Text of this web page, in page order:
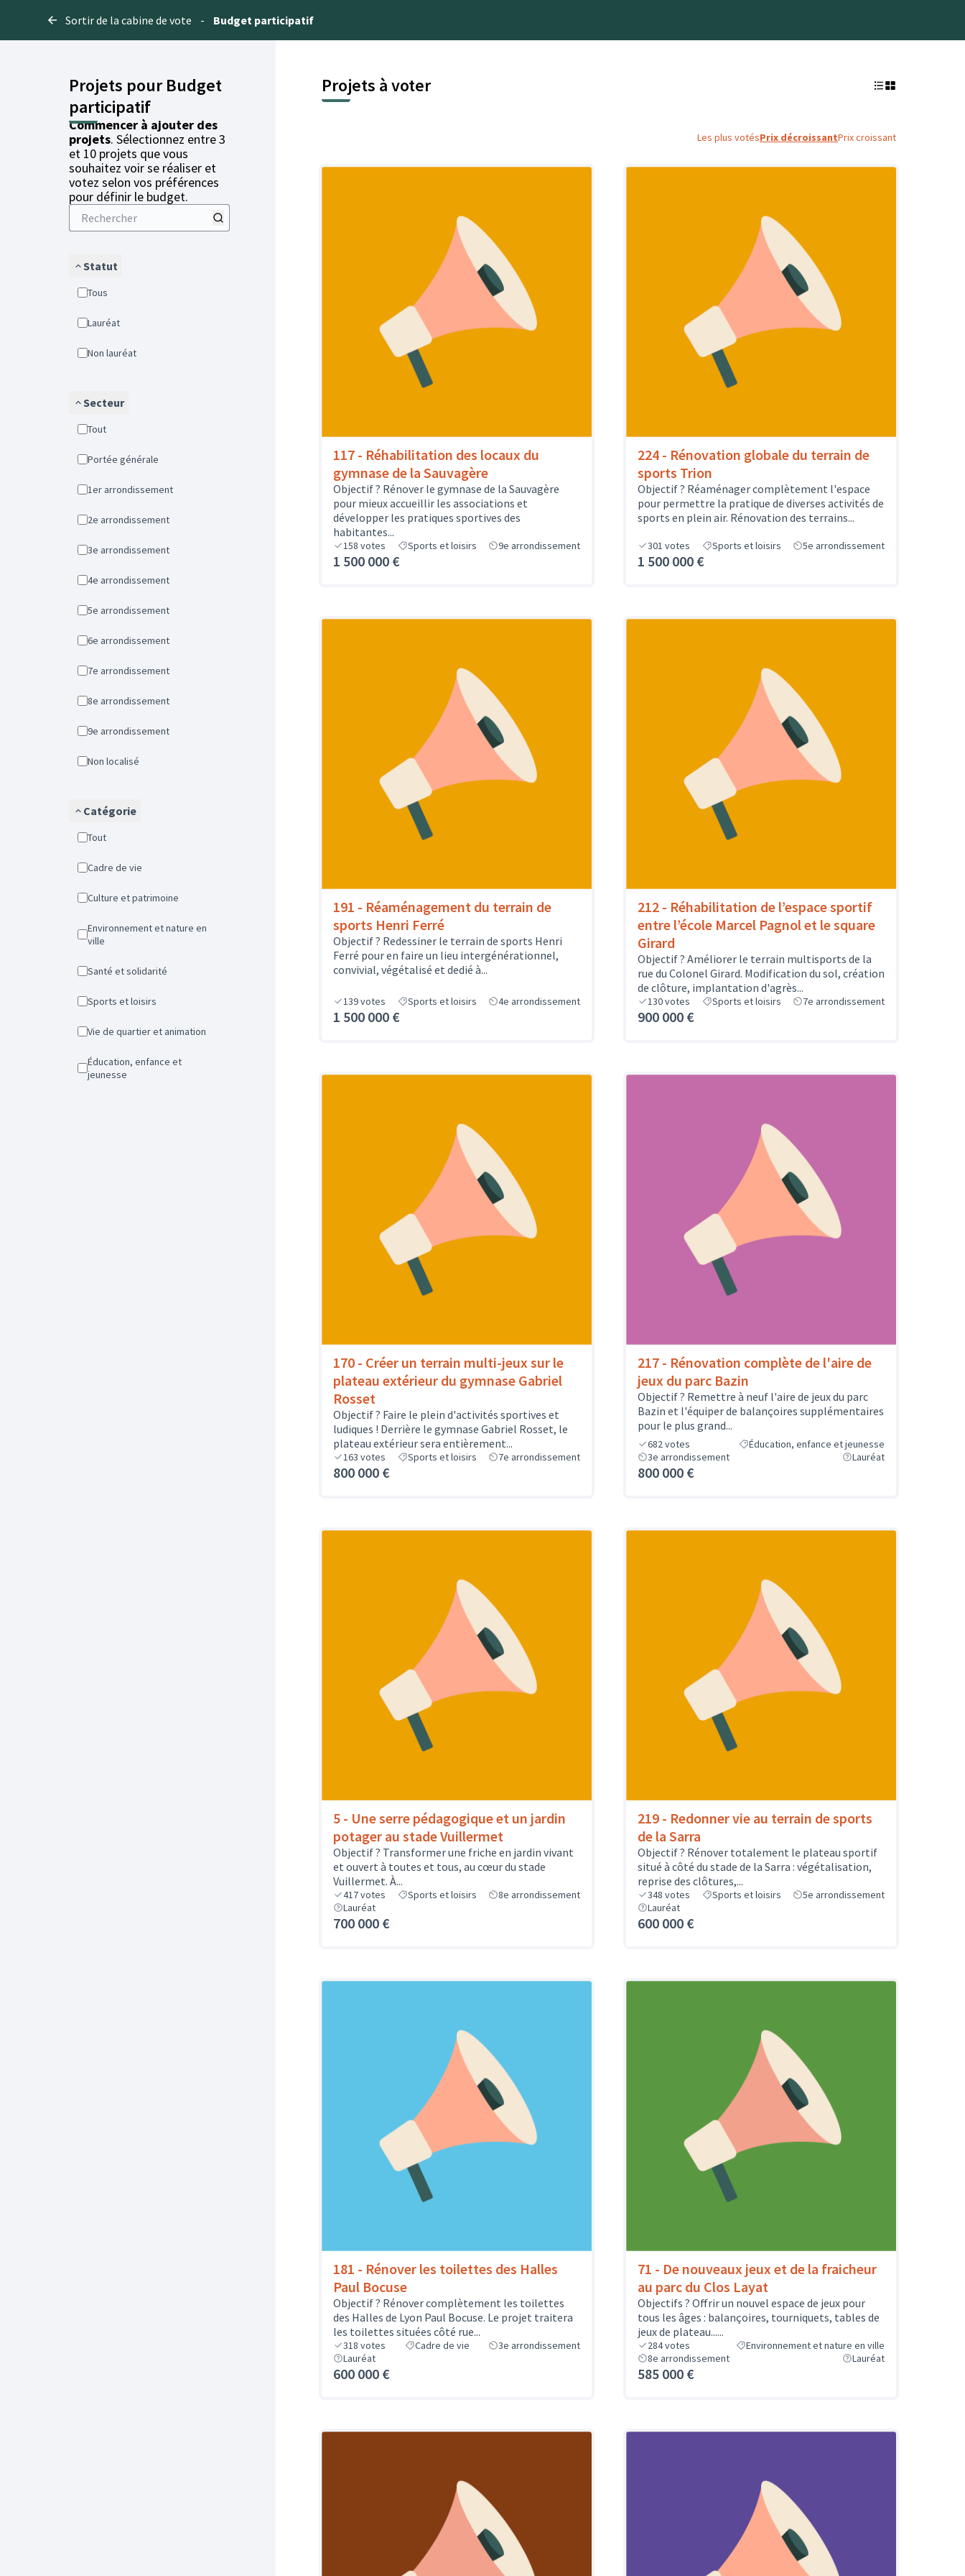
Sortir de la cabine de vote - Budget participatif
Projets pour Budget
participatif
Commencer à ajouter des
projets. Sélectionnez entre 3
et 10 projets que vous
souhaitez voir se réaliser et
votez selon vos préférences
pour définir le budget.
Statut
Tous
Lauréat
Non lauréat
Secteur
Tout
Portée générale
1er arrondissement
2e arrondissement
3e arrondissement
4e arrondissement
5e arrondissement
6e arrondissement
7e arrondissement
8e arrondissement
9e arrondissement
Non localisé
Catégorie
Tout
Cadre de vie
Culture et patrimoine
Environnement et nature en
ville
Santé et solidarité
Sports et loisirs
Vie de quartier et animation
Éducation, enfance et
jeunesse
Projets à voter
Les plus votésPrix décroissantPrix croissant
117 - Réhabilitation des locaux du
gymnase de la Sauvagère
Objectif ? Rénover le gymnase de la Sauvagère
pour mieux accueillir les associations et
développer les pratiques sportives des
habitantes...
158 votes Sports et loisirs 9e arrondissement
1 500 000 €
224 - Rénovation globale du terrain de
sports Trion
Objectif ? Réaménager complètement l'espace
pour permettre la pratique de diverses activités de
sports en plein air. Rénovation des terrains...
301 votes Sports et loisirs 5e arrondissement
1 500 000 €
191 - Réaménagement du terrain de
sports Henri Ferré
Objectif ? Redessiner le terrain de sports Henri
Ferré pour en faire un lieu intergénérationnel,
convivial, végétalisé et dedié à...
139votes Sports et loisirs 4e arrondissement
1 500 000 €
212 - Réhabilitation de l’espace sportif
entre l’école Marcel Pagnol et le square
Girard
Objectif ? Améliorer le terrain multisports de la
rue du Colonel Girard. Modification du sol, création
de clôture, implantation d'agrès...
130votes Sports et loisirs 7e arrondissement
900 000 €
170 - Créer un terrain multi-jeux sur le
plateau extérieur du gymnase Gabriel
Rosset
Objectif ? Faire le plein d'activités sportives et
ludiques ! Derrière le gymnase Gabriel Rosset, le
plateau extérieur sera entièrement...
163 votes Sports et loisirs 7e arrondissement
800 000 €
217 - Rénovation complète de l'aire de
jeux du parc Bazin
Objectif ? Remettre à neuf l'aire de jeux du parc
Bazin et l'équiper de balançoires supplémentaires
pour le plus grand...
682votes
Éducation, enfance et jeunesse
3e arrondissement
Lauréat
800 000 €
5 - Une serre pédagogique et un jardin
potager au stade Vuillermet
Objectif ? Transformer une friche en jardin vivant
et ouvert à toutes et tous, au cœur du stade
Vuillermet. À...
417votes Sports et loisirs
8e arrondissement
Lauréat
700 000 €
219 - Redonner vie au terrain de sports
de la Sarra
Objectif ? Rénover totalement le plateau sportif
situé à côté du stade de la Sarra : végétalisation,
reprise des clôtures,...
348 votes Sports et loisirs
5e arrondissement
Lauréat
600 000 €
181 - Rénover les toilettes des Halles
Paul Bocuse
Objectif ? Rénover complètement les toilettes
des Halles de Lyon Paul Bocuse. Le projet traitera
les toilettes situées côté rue...
318 votes Cadre de vie
3e arrondissement
Lauréat
600 000 €
71 - De nouveaux jeux et de la fraicheur
au parc du Clos Layat
Objectifs ? Offrir un nouvel espace de jeux pour
tous les âges : balançoires, tourniquets, tables de
jeux de plateau......
284votes
Environnement et nature en ville
8e arrondissement
Lauréat
585 000 €